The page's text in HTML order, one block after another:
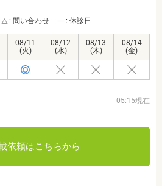
: 問い合わせ : 休診日
08/11
(火)
08/12
(水)
08/13
(木)
08/14
(金)
05:15現在
依頼はこちらから